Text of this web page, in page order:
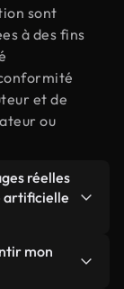
sont
à des fins
et de
ou
réelles
artificielle
par des
mon